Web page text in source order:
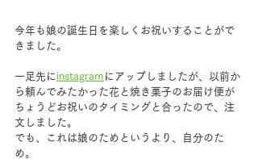
今年も娘の誕生日を楽しくお祝いすることがで
きました。
一足先に instagram にアップしましたが、以前か
ら頼んでみたかった花と焼き菓子のお届け便が
ちょうどお祝いのタイミングと合ったので、注
文しました。
でも、これは娘のためというより、自分のた
め。